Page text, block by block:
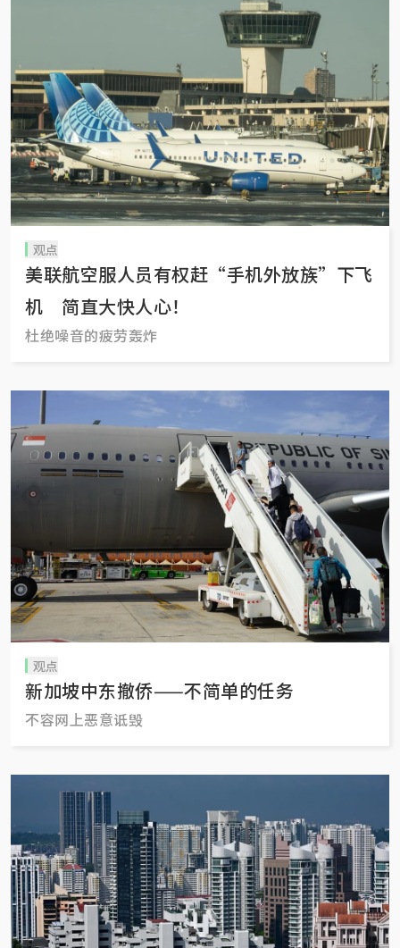
观点
美联航空服人员有权赶“手机外放族”下飞
机 简直大快人心！
杜绝噪音的疲劳轰炸
观点
新加坡中东撤侨——不简单的任务
不容网上恶意诋毁